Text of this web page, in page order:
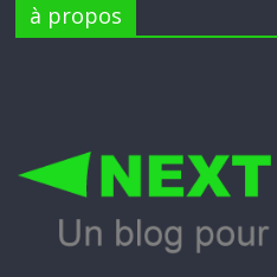
à propos